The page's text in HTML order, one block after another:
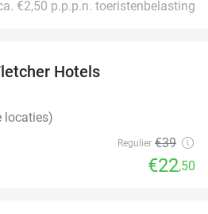
€2,50 p.p.p.n. toeristenbelasting
Hotels
locaties)
Regulier €39
€22,50